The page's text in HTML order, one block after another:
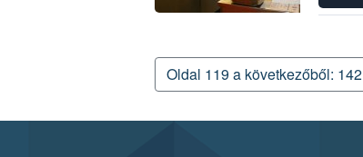
Oldal 119 a következőből: 142